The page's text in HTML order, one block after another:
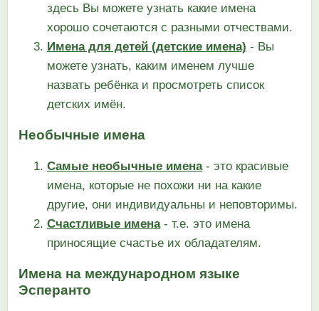
здесь Вы можете узнать какие имена
хорошо сочетаются с разными отчествами.
Имена для детей (детские имена) - Вы
можете узнать, каким именем лучше
назвать ребёнка и просмотреть список
детских имён.
Необычные имена
Самые необычные имена- это красивые
имена, которые не похожи ни на какие
другие, они индивидуальны и неповторимы.
Счастливые имена- т.е. это имена
приносящие счастье их обладателям.
Имена на международном языке
Эсперанто